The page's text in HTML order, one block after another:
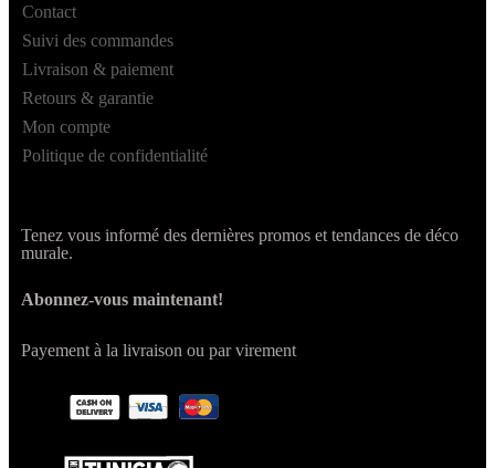
Contact
Suivi des commandes
Livraison & paiement
Retours & garantie
Mon compte
Politique de confidentialité
Tenez vous informé des dernières promos et tendances de déco
murale.
Abonnez-vous maintenant!
Payement à la livraison ou par virement